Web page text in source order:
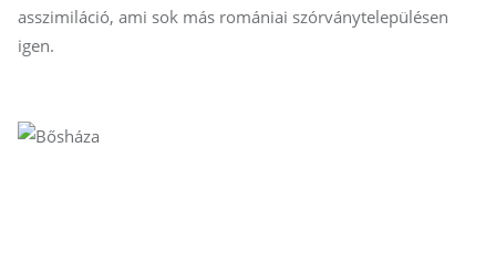
asszimiláció, ami sok más romániai szórványtelepülésen
igen.